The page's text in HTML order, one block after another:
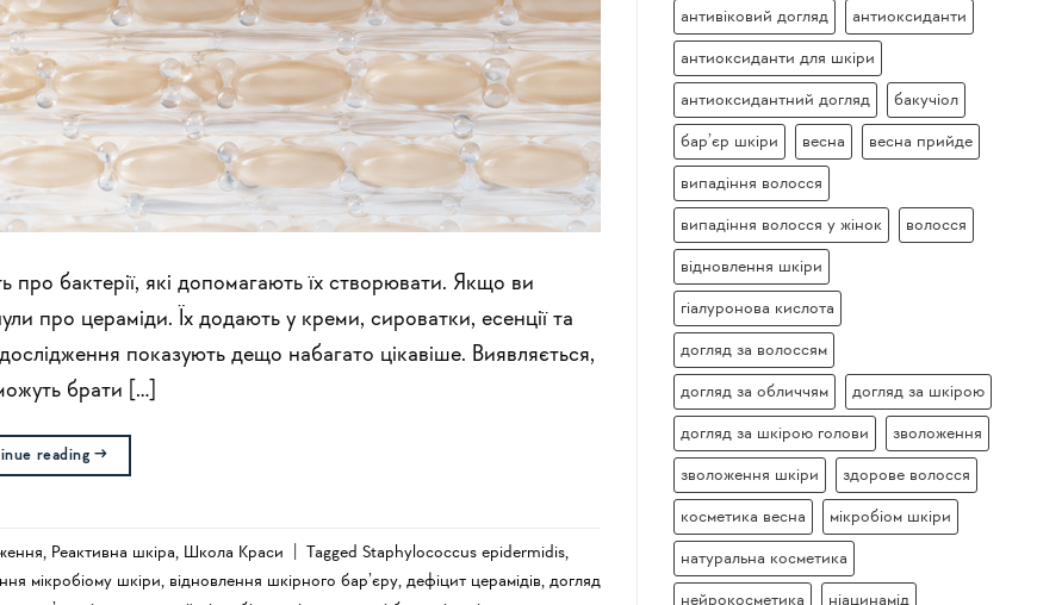
бактерії, які допомагають їх створювати. Якщо ви
про цераміди. Їх додають у креми, сироватки, есенції та
показують дещо набагато цікавіше. Виявляється,
брати […]
reading→
, Реактивна шкіра, Школа Краси Tagged Staphylococcus epidermidis,
мікробіому шкіри, відновлення шкірного бар’єру, дефіцит церамідів, догляд
антивіковий догляд антиоксиданти
антиоксиданти для шкіри
антиоксидантний догляд бакучіол
бар’єр шкіри весна весна прийде
випадіння волосся
випадіння волосся у жінок волосся
відновлення шкіри
гіалуронова кислота
догляд за волоссям
догляд за обличчям догляд за шкірою
догляд за шкірою голови зволоження
зволоження шкіри здорове волосся
косметика весна мікробіом шкіри
натуральна косметика
нейрокосметика ніацинамід